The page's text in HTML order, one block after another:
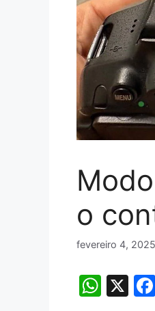
o
fevereiro 4, 2025
W X